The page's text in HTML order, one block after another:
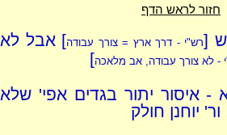
חזור לראש הדף
[רש"י - דרך ארץ = צורך עבודה] אבל לא
- לא צורך עבודה, אב מלאכה]
- איסור יתור בגדים אפי' שלא
יוחנן חולק